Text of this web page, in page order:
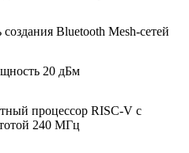
Bluetooth Mesh-сетей
20 дБм
процессор RISC-V с
240 МГц